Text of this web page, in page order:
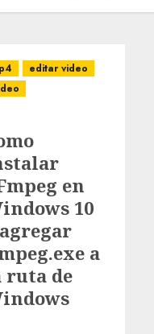
editar video
en
10
a
ruta de